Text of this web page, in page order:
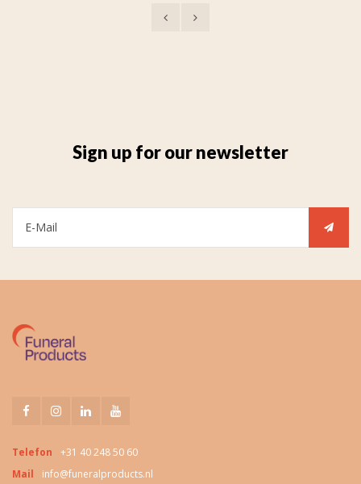
Sign up for our newsletter
Telefon
+31 40 248 50 60
Mail
info@funeralproducts.nl